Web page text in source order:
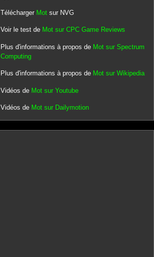
Télécharger Motsur NVG
Voir le test de Mot sur CPC Game Reviews
Plus d'informations à propos de Mot sur Spectrum
Computing
Plus d'informations à propos de Mot sur Wikipedia
Vidéos de Mot sur Youtube
Vidéos de Mot sur Dailymotion